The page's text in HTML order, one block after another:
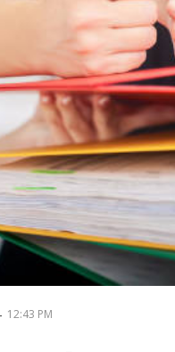
12:43 PM